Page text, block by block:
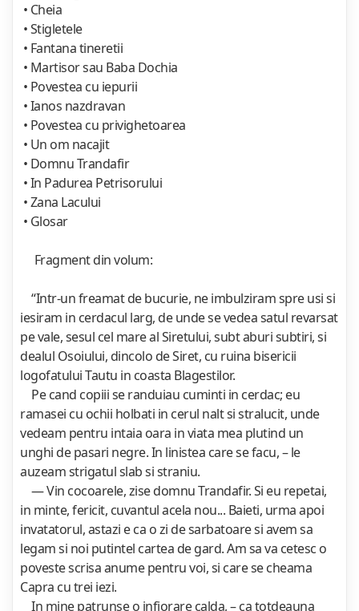
• Cheia
• Stigletele
• Fantana tineretii
• Martisor sau Baba Dochia
• Povestea cu iepurii
• Ianos nazdravan
• Povestea cu privighetoarea
• Un om nacajit
• Domnu Trandafir
• In Padurea Petrisorului
• Zana Lacului
• Glosar
Fragment din volum:
“Intr-un freamat de bucurie, ne imbulziram spre usi si
iesiram in cerdacul larg, de unde se vedea satul revarsat
pe vale, sesul cel mare al Siretului, subt aburi subtiri, si
dealul Osoiului, dincolo de Siret, cu ruina bisericii
logofatului Tautu in coasta Blagestilor.
Pe cand copiii se randuiau cuminti in cerdac; eu
ramasei cu ochii holbati in cerul nalt si stralucit, unde
vedeam pentru intaia oara in viata mea plutind un
unghi de pasari negre. In linistea care se facu, – le
auzeam strigatul slab si straniu.
— Vin cocoarele, zise domnu Trandafir. Si eu repetai,
in minte, fericit, cuvantul acela nou... Baieti, urma apoi
invatatorul, astazi e ca o zi de sarbatoare si avem sa
legam si noi putintel cartea de gard. Am sa va cetesc o
poveste scrisa anume pentru voi, si care se cheama
Capra cu trei iezi.
In mine patrunse o infiorare calda, – ca totdeauna